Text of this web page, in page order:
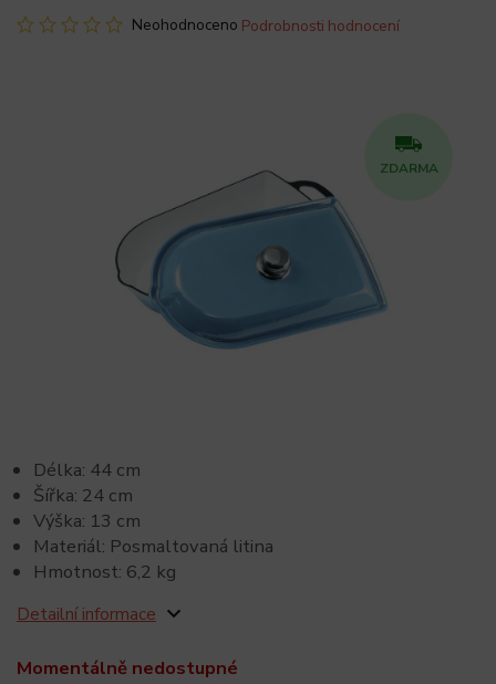
Neohodnoceno Podrobnosti hodnocení
ZDARMA
Momentálně nedostupné
Délka: 44 cm
Šířka: 24 cm
Výška: 13 cm
Materiál: Posmaltovaná litina
Hmotnost: 6,2 kg
Detailní informace